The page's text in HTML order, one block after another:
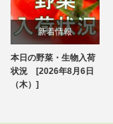
新着情報
ブログ
本日の野菜・生物入荷
状況 [2026年8月6日
（木）]